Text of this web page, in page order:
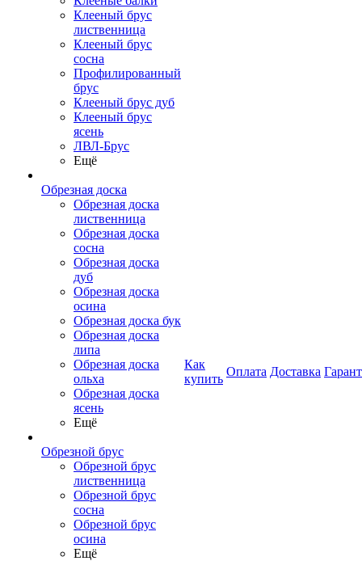
Клееный брус
лиственница
Клееный брус
сосна
Профилированный
брус
Клееный брус дуб
Клееный брус
ясень
ЛВЛ-Брус
Ещё
Обрезная доска
Обрезная доска
лиственница
Обрезная доска
сосна
Обрезная доска
дуб
Обрезная доска
осина
Обрезная доска бук
Обрезная доска
липа
Обрезная доска
ольха
Обрезная доска
ясень
Ещё
Обрезной брус
Обрезной брус
лиственница
Обрезной брус
сосна
Обрезной брус
осина
Ещё
Как
купить
Оплата Доставка